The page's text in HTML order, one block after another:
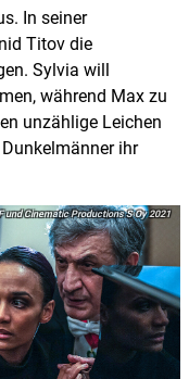
In seiner
Titov die
Sylvia will
während Max zu
unzählige Leichen
ihr
und Cinematic Productions S Oy 2021